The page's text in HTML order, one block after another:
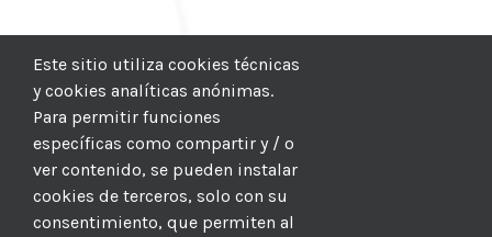
Este sitio utiliza cookies técnicas
y cookies analíticas anónimas.
Para permitir funciones
específicas como compartir y / o
ver contenido, se pueden instalar
cookies de terceros, solo con su
consentimiento, que permiten al